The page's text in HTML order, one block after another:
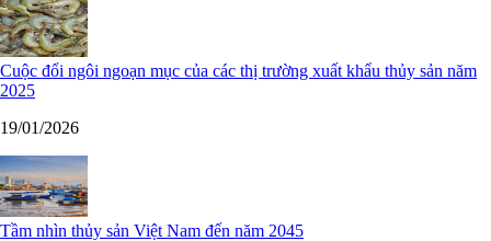
Cuộc đổi ngôi ngoạn mục của các thị trường xuất khẩu thủy sản năm
2025
19/01/2026
Tầm nhìn thủy sản Việt Nam đến năm 2045